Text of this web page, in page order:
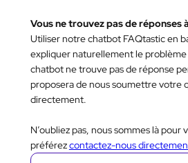
Vous ne trouvez pas de réponses
Utiliser notre chatbot FAQtastic en
expliquer naturellement le
chatbot ne trouve pas de réponse
proposera de nous soumettre votre
directement.
N’oubliez pas, nous sommes là pour
préférezcontactez-nous